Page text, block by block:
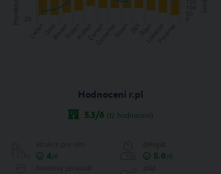
Hodnocení r.pl
5.3/6 (12 hodnocení)
4/6 5.6/6